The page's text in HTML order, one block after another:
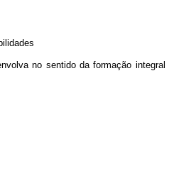
no sentido da formação